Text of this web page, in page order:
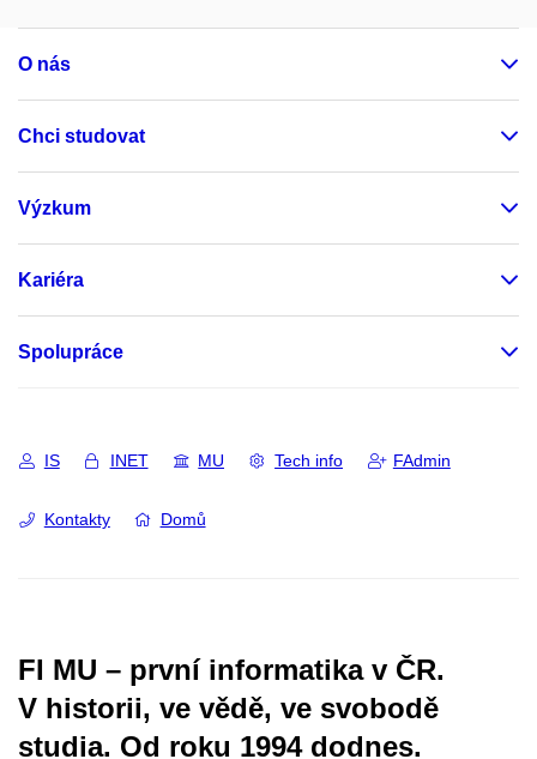
O nás
Chci studovat
Výzkum
Kariéra
Spolupráce
IS INET MU Tech info FAdmin
Kontakty Domů
FI MU – první informatika v ČR.
V historii, ve vědě, ve svobodě
studia. Od roku 1994 dodnes.